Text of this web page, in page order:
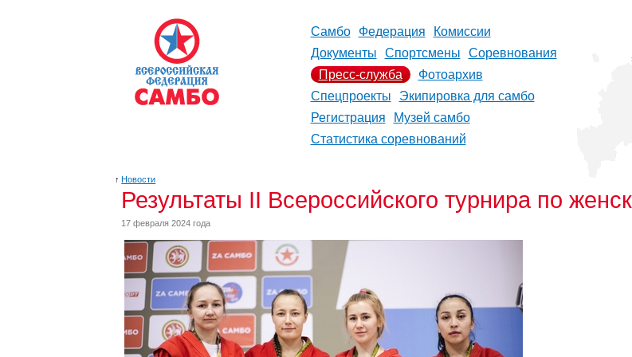
Самбо Федерация
Комиссии
Документы
Спортсмены
Соревнования
Пресс-служба
Фотоархив
Спецпроекты
Экипировка для самбо
Регистрация
Музей самбо
Статистика соревнований
↑ Новости
Результаты II Всероссийского турнира по
17 февраля 2024 года